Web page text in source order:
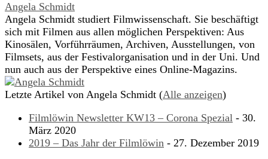
Angela Schmidt
Angela Schmidt studiert Filmwissenschaft. Sie beschäftigt
sich mit Filmen aus allen möglichen Perspektiven: Aus
Kinosälen, Vorführräumen, Archiven, Ausstellungen, von
Filmsets, aus der Festivalorganisation und in der Uni. Und
nun auch aus der Perspektive eines Online-Magazins.
Letzte Artikel von Angela Schmidt (Alle anzeigen)
Filmlöwin Newsletter KW13 – Corona Spezial - 30.
März 2020
2019 – Das Jahr der Filmlöwin - 27. Dezember 2019